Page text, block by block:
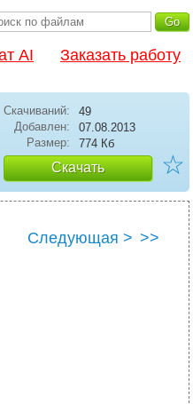
AI Заказать работу
Скачиваний:
49
Добавлен:
07.08.2013
Размер:
774 Кб
Скачать ☆
Следующая > >>